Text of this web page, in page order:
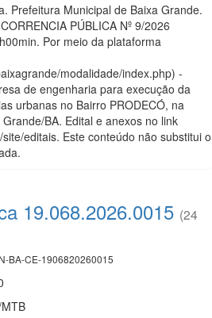
Prefeitura Municipal de Baixa Grande.
PÚBLICA Nº 9/2026
Por meio da plataforma
modalidade/index.php) -
de engenharia para execução da
urbanas no Bairro PRODECÓ, na
BA. Edital e anexos no link
editais. Este conteúdo não substitui o
19.068.2026.0015 (24
BA-CE-1906820260015